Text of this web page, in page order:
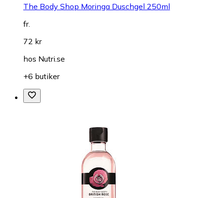
The Body Shop Moringa Duschgel 250ml
fr.
72 kr
hos Nutri.se
+6 butiker